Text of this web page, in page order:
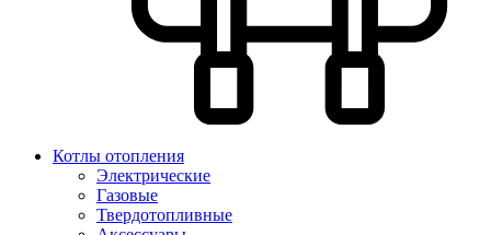
Котлы отопления
Электрические
Газовые
Твердотопливные